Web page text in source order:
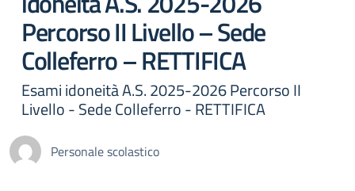
Percorso II Livello – Sede
Colleferro – RETTIFICA
Esami idoneità A.S. 2025-2026 Percorso II
Livello - Sede Colleferro - RETTIFICA
Personale scolastico